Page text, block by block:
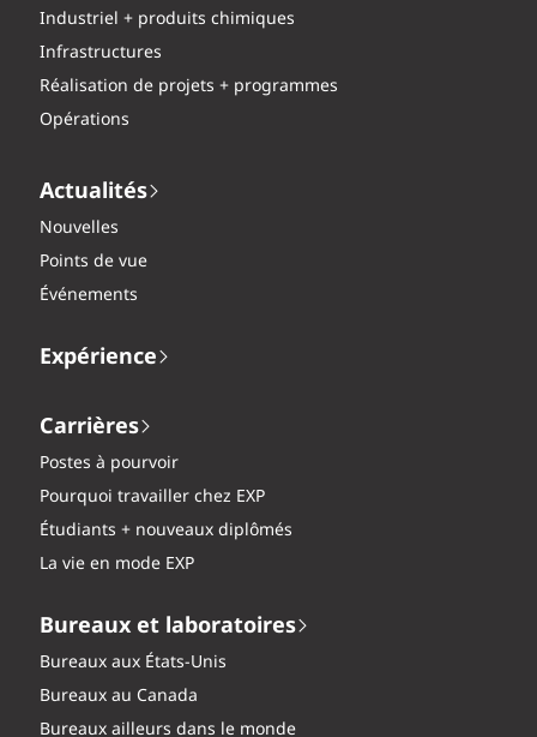
Industriel + produits chimiques
Infrastructures
Réalisation de projets + programmes
Opérations
Actualités
Nouvelles
Points de vue
Événements
Expérience
Carrières
Postes à pourvoir
Pourquoi travailler chez EXP
Étudiants + nouveaux diplômés
La vie en mode EXP
Bureaux et laboratoires
Bureaux aux États-Unis
Bureaux au Canada
Bureaux ailleurs dans le monde